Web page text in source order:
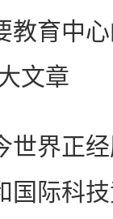
教育中
文章
界正经
国际科